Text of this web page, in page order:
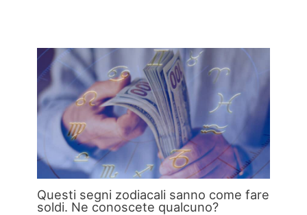
Questi segni zodiacali sanno come fare
soldi. Ne conoscete qualcuno?